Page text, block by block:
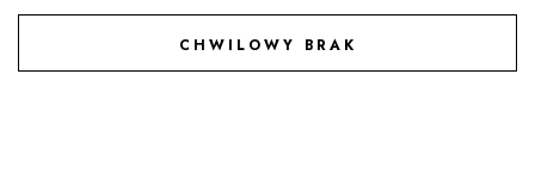
CHWILOWY BRAK
DODAJ DO ULUBIONYCH